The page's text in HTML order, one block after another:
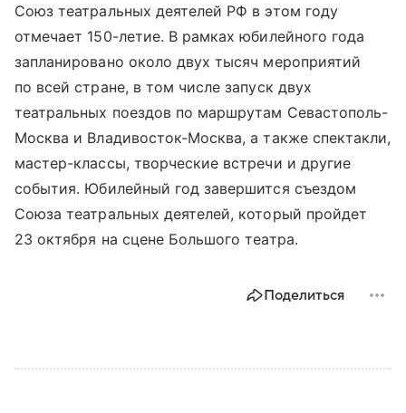
Союз театральных деятелей РФ в этом году
отмечает 150-летие. В рамках юбилейного года
запланировано около двух тысяч мероприятий
по всей стране, в том числе запуск двух
театральных поездов по маршрутам Севастополь-
Москва и Владивосток-Москва, а также спектакли,
мастер-классы, творческие встречи и другие
события. Юбилейный год завершится съездом
Союза театральных деятелей, который пройдет
23 октября на сцене Большого театра.
Поделиться